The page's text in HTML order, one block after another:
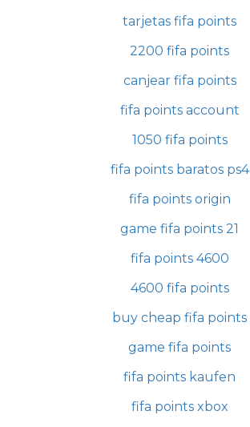
tarjetas fifa points
2200 fifa points
canjear fifa points
fifa points account
1050 fifa points
fifa points baratos ps4
fifa points origin
game fifa points 21
fifa points 4600
4600 fifa points
buy cheap fifa points
game fifa points
fifa points kaufen
fifa points xbox